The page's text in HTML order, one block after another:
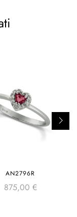
AN2796R
875,00 €